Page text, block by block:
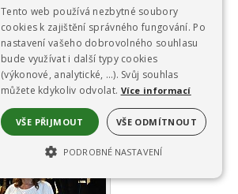
Tento web používá nezbytné soubory
cookies k zajištění správného fungování. Po
nastavení vašeho dobrovolného souhlasu
bude využívat i další typy cookies
(výkonové, analytické, …). Svůj souhlas
můžete kdykoliv odvolat. Více informací
VŠE PŘIJMOUT VŠE ODMÍTNOUT
PODROBNÉ NASTAVENÍ
NEZBYTNĚ NUTNÉ SOUBORY